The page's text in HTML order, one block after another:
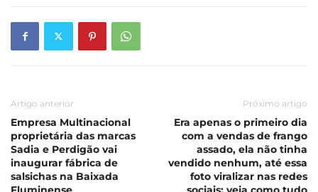
Artigo anterior
Empresa Multinacional
proprietária das marcas
Sadia e Perdigão vai
inaugurar fábrica de
salsichas na Baixada
Próximo artigo
Era apenas o primeiro dia
com a vendas de frango
assado, ela não tinha
vendido nenhum, até essa
foto viralizar nas redes